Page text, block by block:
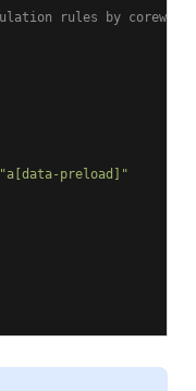
rules by
"a[data-preload]"